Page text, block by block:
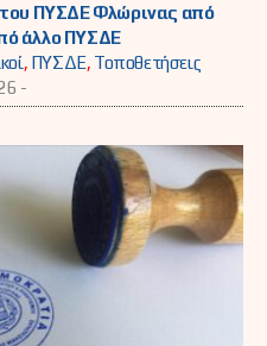
ΠΥΣΔΕ Φλώρινας από
άλλο ΠΥΣΔΕ
, ΠΥΣΔΕ, Τοποθετήσεις
-